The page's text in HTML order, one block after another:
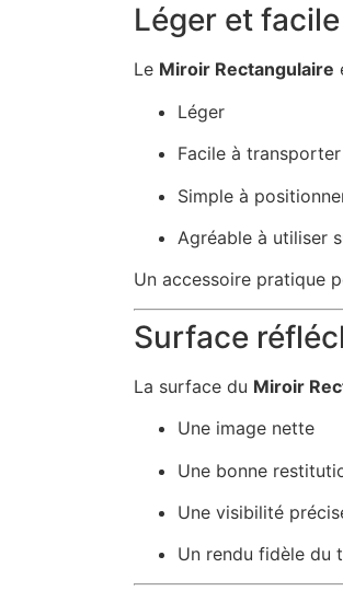
Léger et
Le Miroir Rectangulaire
Léger
Facile à transporter
Simple à
Agréable à utiliser
Un accessoire pratique
Surface
La surface du Miroir
Une image nette
Une bonne
Une visibilité
Un rendu fidèle du